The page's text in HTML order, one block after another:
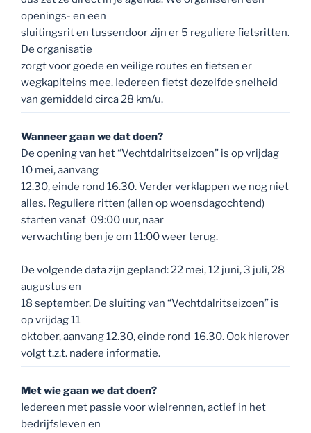
10 mei, aanvang
12.30, einde rond 16.30. Verder verklappen we nog niet
alles. Reguliere ritten (allen op woensdagochtend)
starten vanaf 09:00 uur, naar
verwachting ben je om 11:00 weer terug.
De volgende data zijn gepland: 22 mei, 12 juni, 3 juli, 28
18 september. De sluiting van “Vechtdalritseizoen” is
op vrijdag 11
oktober, aanvang 12.30, einde rond 16.30. Ook hierover
volgt t.z.t. nadere informatie.
Met wie gaan we dat doen?
Iedereen met passie voor wielrennen, actief in het
behoefte aan uitbreiding van netwerk.
Overige informatie
Er wordt gezorgd voor de nodige koolhydraten en
vocht voor en na de ritten. Het staat je uiteraard vrij om
eigen reepjes en sportdrank mee te nemen. Er is
technische mankementen snel verholpen kunnen
worden.